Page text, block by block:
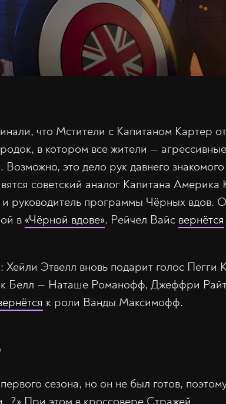
что Мстители с Капитаном Картер
в котором все жители —
это дело рук давнего
советский аналог Капитана Америка
руководитель программы Чёрных вдов.
в «Чёрной вдове». Рейчел Вайс вернётся
Хейли Этвелл вновь подарит голос Пегги
Белл — Наташе Романофф, Джеффри
к роли Ванды Максимофф.
сезона, но он не был готов,